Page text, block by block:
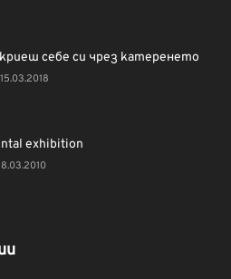
себе си чрез катеренето
15.03.2018
exhibition